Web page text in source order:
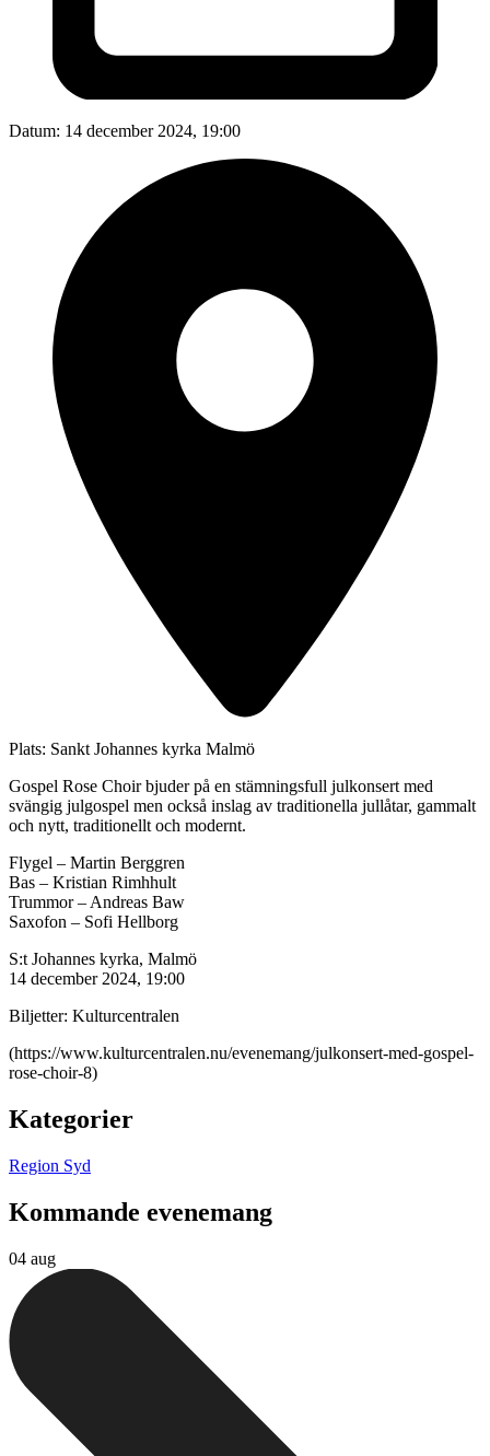
Datum: 14 december 2024, 19:00
Plats: Sankt Johannes kyrka Malmö
Gospel Rose Choir bjuder på en stämningsfull julkonsert med
svängig julgospel men också inslag av traditionella jullåtar, gammalt
och nytt, traditionellt och modernt.
Flygel – Martin Berggren
Bas – Kristian Rimhhult
Trummor – Andreas Baw
Saxofon – Sofi Hellborg
S:t Johannes kyrka, Malmö
14 december 2024, 19:00
Biljetter: Kulturcentralen
(https://www.kulturcentralen.nu/evenemang/julkonsert-med-gospel-
rose-choir-8)
Kategorier
Region Syd
Kommande evenemang
04 aug